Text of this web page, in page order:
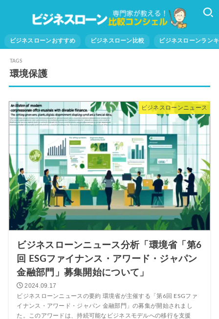
ビジネスローンおすすめ ビジネスローン比較 ビジネスローンラン
環境保護
ビジネスローンニュース
ビジネスローンニュース分析「環境省「第6
回 ESGファイナンス・アワード・ジャパン
金融部門」募集開始について」
2024.09.17
ビジネスローンニュースの要約 環境省が主催する「第6回 ESGファ
イナンス・アワード・ジャパン 金融部門」の募集が開始されまし
た。このアワードは、持続可能なビジネスモデルへの移行を支援